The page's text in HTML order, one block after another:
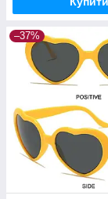
–37%